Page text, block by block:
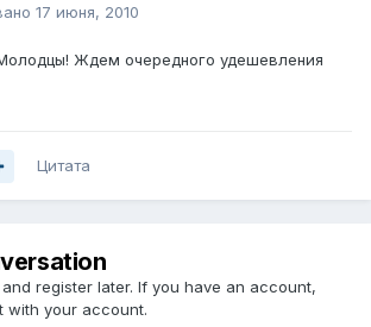
17 июня, 2010
Ждем очередного удешевления
Цитата
register later. If you have an account,
with your account.